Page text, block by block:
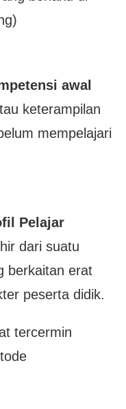
awal
keterampilan
mempelajari
Pelajar
dari suatu
berkaitan erat
peserta didik.
tercermin